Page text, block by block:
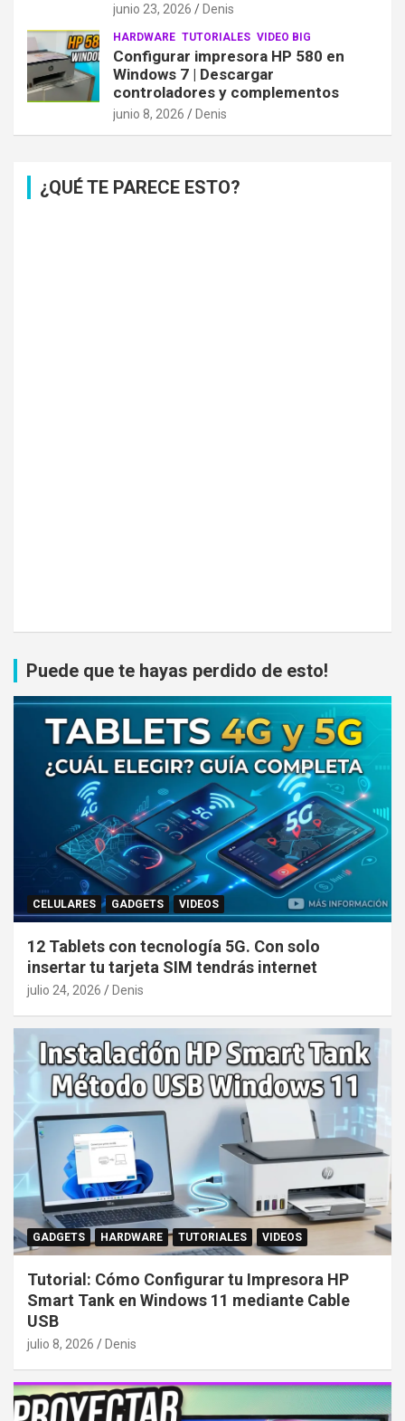
junio 23, 2026 Denis
HARDWARE TUTORIALES VIDEO BIG
Configurar impresora HP 580 en
Windows 7 | Descargar
controladores y complementos
junio 8, 2026 Denis
¿QUÉ TE PARECE ESTO?
Puede que te hayas perdido de esto!
CELULARES GADGETS VIDEOS
12 Tablets con tecnología 5G. Con solo
insertar tu tarjeta SIM tendrás internet
julio 24, 2026 Denis
GADGETS HARDWARE TUTORIALES VIDEOS
Tutorial: Cómo Configurar tu Impresora HP
Smart Tank en Windows 11 mediante Cable
USB
julio 8, 2026 Denis